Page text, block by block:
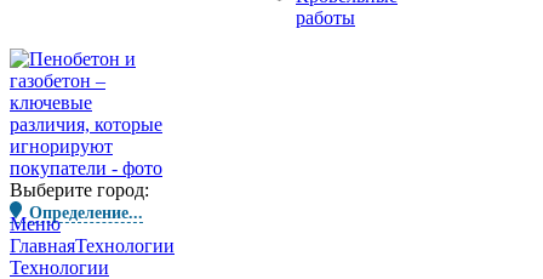
работы
Выберите город:
Определение...
Меню
ГлавнаяТехнологии
Технологии